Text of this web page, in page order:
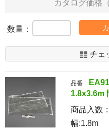
カタログ価格
数量：
チェ
品番 :
1.8x3.6m
商品入数：
幅:1.8m